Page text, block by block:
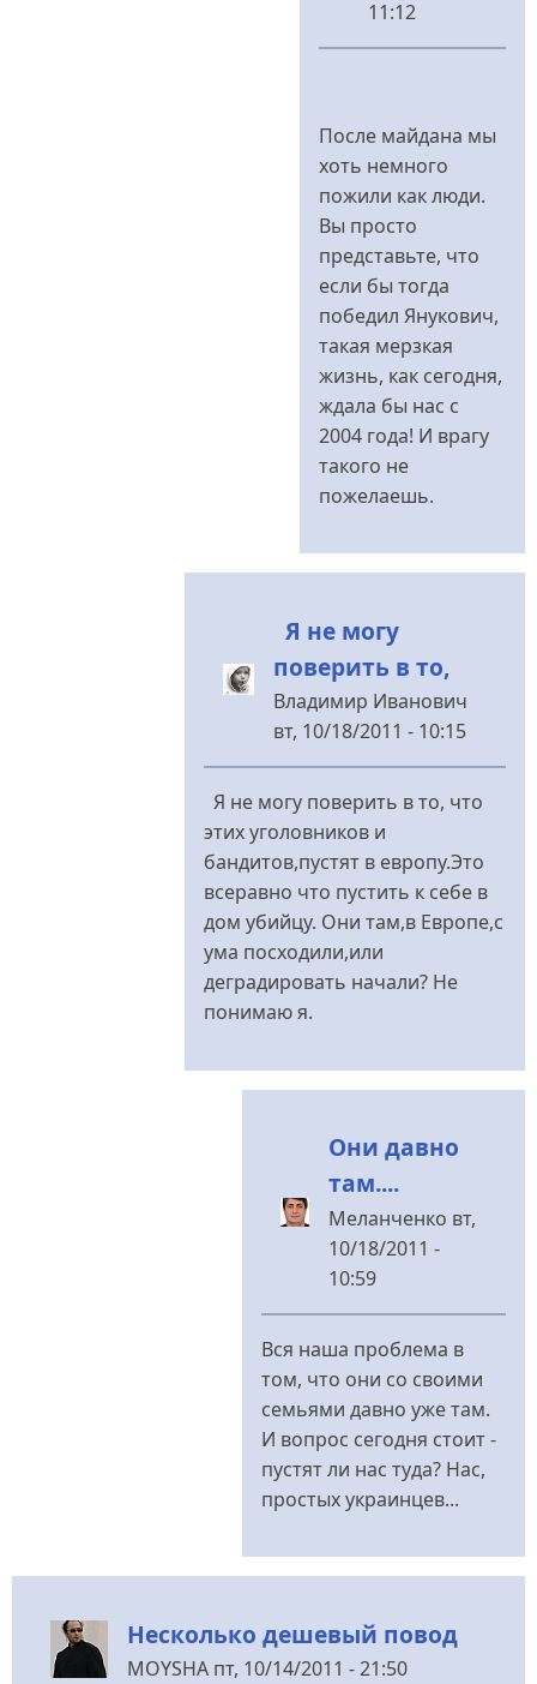
11:12
У
Вы
не
стеми
людьми
від
Владимир
Иванович
После майдана мы
хоть немного
пожили как люди.
Вы просто
представьте, что
если бы тогда
победил Янукович,
такая мерзкая
жизнь, как сегодня,
ждала бы нас с
2004 года! И врагу
такого не
пожелаешь.
Я не могу
поверить в то,
Владимир Иванович
вт, 10/18/2011 - 10:15
У
до
не
прав...
від
Меланченко
Я не могу поверить в то, что
этих уголовников и
бандитов,пустят в европу.Это
всеравно что пустить к себе в
дом убийцу. Они там,в Европе,с
ума посходили,или
деградировать начали? Не
понимаю я.
Они давно
там....
Меланченко вт,
10/18/2011 -
10:59
У
відповідь
поверить
то,
Владимир
Иванович
Вся наша проблема в
том, что они со своими
семьями давно уже там.
И вопрос сегодня стоит -
пустят ли нас туда? Нас,
простых украинцев...
Несколько дешевый повод
MOYSHA пт, 10/14/2011 - 21:50